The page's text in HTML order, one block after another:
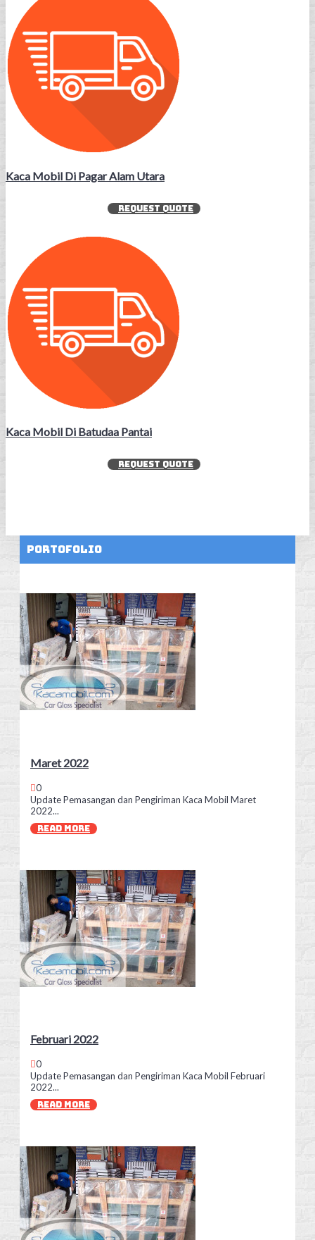
Kaca Mobil Di Pagar Alam Utara
REQUEST QUOTE
Kaca Mobil Di Batudaa Pantai
REQUEST QUOTE
Portofolio
Maret 2022
0
Update Pemasangan dan Pengiriman Kaca Mobil Maret
2022...
READ MORE
Februari 2022
0
Update Pemasangan dan Pengiriman Kaca Mobil Februari
2022...
READ MORE